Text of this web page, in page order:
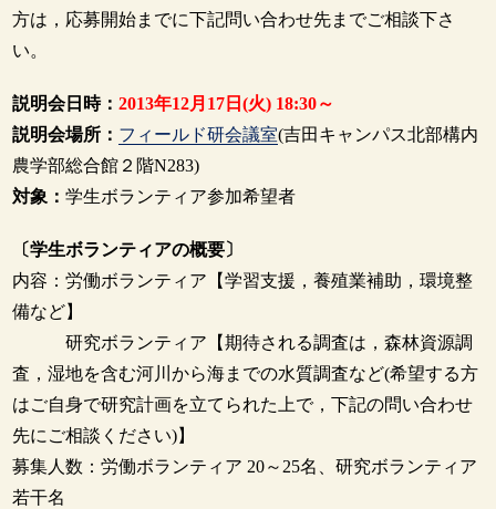
方は，応募開始までに下記問い合わせ先までご相談下さ
い。
説明会日時：2013年12月17日(火) 18:30～
説明会場所： フィールド研会議室(吉田キャンパス北部構内
農学部総合館２階N283)
対象：学生ボランティア参加希望者
〔学生ボランティアの概要〕
内容：労働ボランティア【学習支援，養殖業補助，環境整
備など】
研究ボランティア【期待される調査は，森林資源調
査，湿地を含む河川から海までの水質調査など(希望する方
はご自身で研究計画を立てられた上で，下記の問い合わせ
先にご相談ください)】
募集人数：労働ボランティア 20～25名、研究ボランティア
若干名